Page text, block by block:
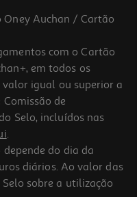
1000 Peças
Auchan / Cartão
com o Cartão
em todos os
igual ou superior a
de
Selo, incluídos nas
.
do dia da
diários. Ao valor das
sobre a utilização